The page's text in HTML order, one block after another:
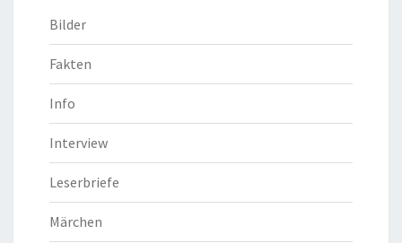
Bilder
Fakten
Info
Interview
Leserbriefe
Märchen